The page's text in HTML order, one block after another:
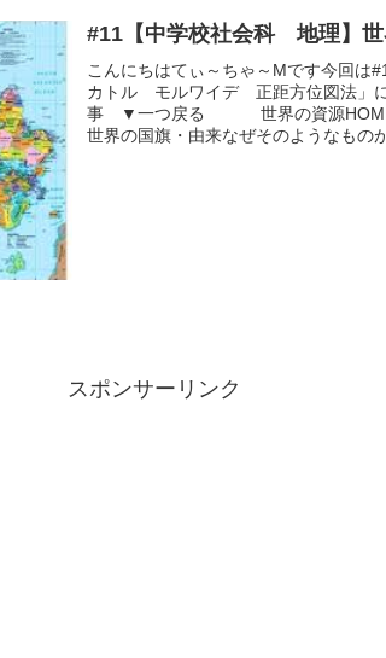
#11【中学校社会科 地理】
こんにちはてぃ～ちゃ～Mです今回は
カトル モルワイデ 正距方位図法」
事 ▼一つ戻る 世界の資源
世界の国旗・由来なぜそのようなもの
スポンサーリンク